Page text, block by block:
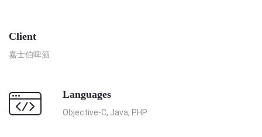
Client
嘉士伯啤酒
Languages
Objective-C, Java, PHP